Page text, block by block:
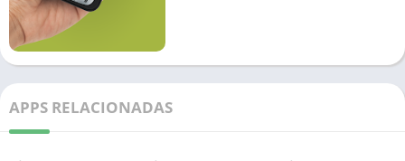
APPS RELACIONADAS